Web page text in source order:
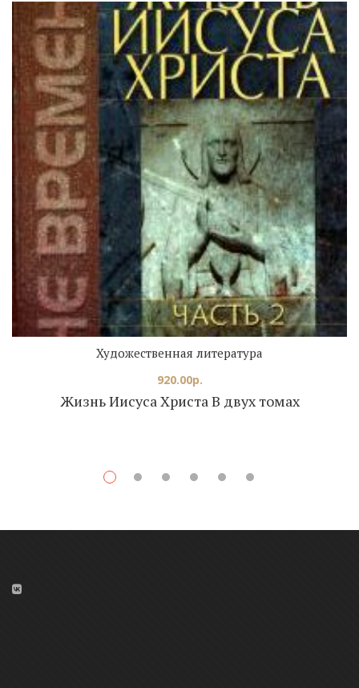
Жизнь Иисуса Христа В двух томах
Художественная литература
920.00р.